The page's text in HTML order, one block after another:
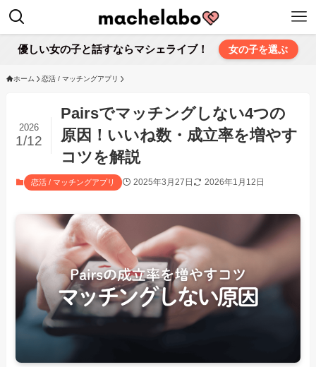
優しい女の子と話すならマシェライブ！ 女の子を選ぶ
ホーム 恋活 / マッチングアプリ
Pairsでマッチングしない4つの
原因！いいね数・成立率を増やす
コツを解説
2026
1/12
恋活 / マッチングアプリ 2025年3月27日 2026年1月12日